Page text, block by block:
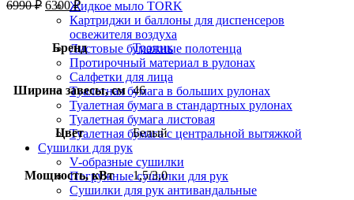
Жидкое мыло TORK
Картриджи и баллоны для диспенсеров
освежителя воздуха
Листовые бумажные полотенца
Протирочный материал в рулонах
Салфетки для лица
Туалетная бумага в больших рулонах
Туалетная бумага в стандартных рулонах
Туалетная бумага листовая
Туалетная бумага с центральной вытяжкой
Сушилки для рук
V-образные сушилки
Погружные сушилки для рук
Сушилки для рук антивандальные
6990₽ 6300₽
Бренд Тропик
Ширина завесы, см 46
Цвет Белый
Мощность, кВт 1,5/3,0